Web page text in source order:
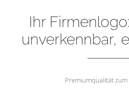
Ihr
unverkennbar,
Premiumqualität zum